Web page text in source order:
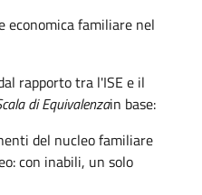
economica familiare nel
rapporto tra l'ISE e il
di Equivalenzain base:
del nucleo familiare
con inabili, un solo